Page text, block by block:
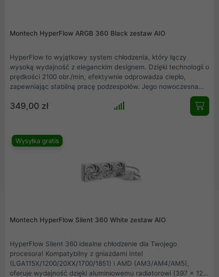
Montech HyperFlow ARGB 360 Black zestaw AIO
HyperFlow to wyjątkowy system chłodzenia, który łączy
wysoką wydajność z eleganckim designem. Dzięki technologii o
prędkości 2100 obr./min, efektywnie odprowadza ciepło,
zapewniając stabilną pracę podzespołów. Jego nowoczesna
konstrukcja gwarantuje cichą i efektywną pracę, minimalizując
hałas. Dodatkowo, innowacyjne materiały i pełna
kompatybilność czynią go idealnym rozwiązaniem do każdego
jakości i niezawodności.
349,00 zł
Wysyłka gratis
Montech HyperFlow Silent 360 White zestaw AIO
HyperFlow Silent 360 idealne chłodzenie dla Twojego
procesora! Kompatybilny z gniazdami Intel
(LGA115X/1200/20XX/1700/1851) i AMD (AM3/AM4/AM5),
oferuje wydajność dzięki aluminiowemu radiatorowi (397 x 120